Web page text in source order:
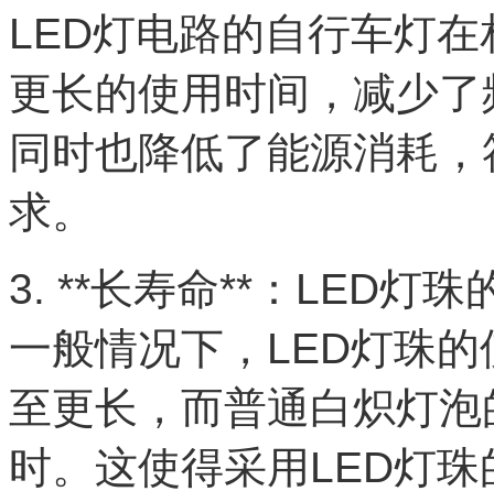
LED灯电路的自行车灯
更长的使用时间，减少
同时也降低了能源消耗
求。
3. **长寿命**：LED灯珠
一般情况下，LED灯珠
至更长，而普通白炽灯
时。这使得采用LED灯